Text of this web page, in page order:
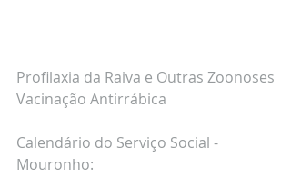
Profilaxia da Raiva e Outras Zoonoses
Vacinação Antirrábica
Calendário do Serviço Social -
Mouronho: